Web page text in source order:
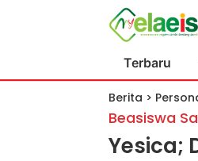
Terbaru
Berita >
Beasiswa
Yesica;